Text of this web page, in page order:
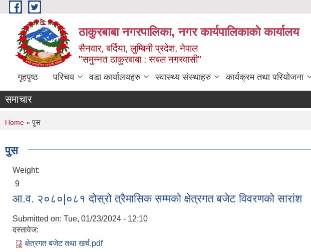
Skip to main content
ठाकुरबाबा नगरपालिका, नगर कार्यपालिकाकाे कार्यालय
सैनवार, बर्दिया, लुम्बिनी प्रदेश, नेपाल
"समुन्‍नत ठाकुरबाबा : सबल नगरवासी"
गृहपृष्ठ परिचय वडा कार्यालयहरु स्वास्थ्य संस्थाहरु कार्यक्रम तथा परियोजना
समाचार
You are here
Home » पुस
पुस
Weight:
9
आ.व. २०८०|०८१ दोस्रो त्रैमासिक सम्मको क्षेत्रगत बजेट विवरणको सारांश
Submitted on: Tue, 01/23/2024 - 12:10
दस्तावेज:
क्षेत्रगत बजेट तथा खर्च.pdf